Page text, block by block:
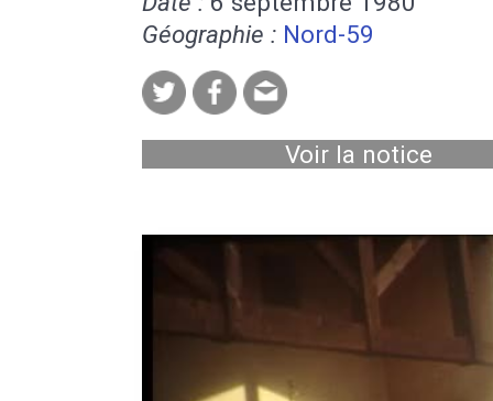
Géographie : Nord-59
Voir la notice